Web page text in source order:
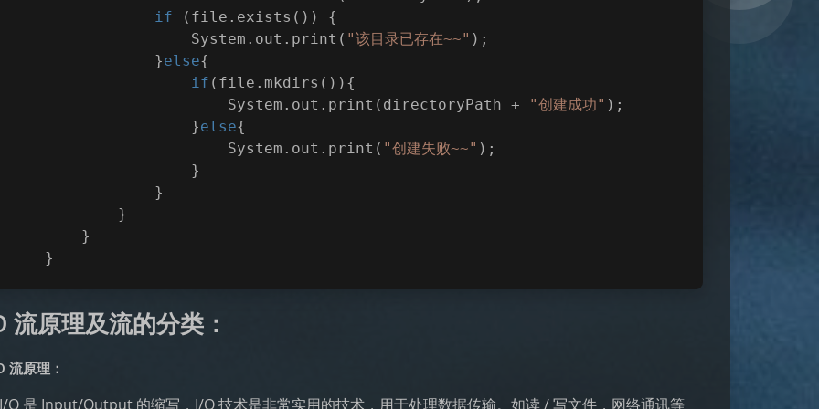
if (file.exists()) {
                    System.out.print(
"该目录已存在~~" );
                }
else{
if (file.mkdirs()){
                        System.out.print(directoryPath +
"创建成功" );
                    }
else{
                        System.out.print(
"创建失败~~" );
                    }
                }
            }
        }
    }
流原理及流的分类：
流原理：
I/O 是 Input/Output 的缩写，I/O 技术是非常实用的技术，用于处理数据传输。如读 / 写文件，网络通讯等